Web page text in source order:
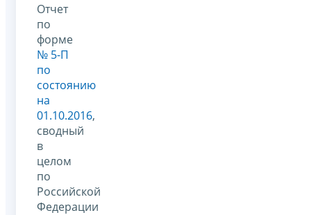
Отчет
по
форме
№ 5-П
по
состоянию
на
01.10.2016,
сводный
в
целом
по
Российской
Федерации